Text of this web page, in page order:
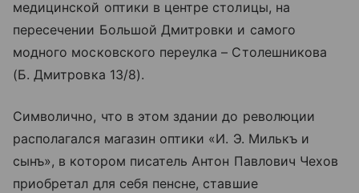
медицинской оптики в центре столицы, на
пересечении Большой Дмитровки и самого
модного московского переулка – Столешникова
(Б. Дмитровка 13/8).
Символично, что в этом здании до революции
располагался магазин оптики «И. Э. Милькъ и
сынъ», в котором писатель Антон Павлович Чехов
приобретал для себя пенсне, ставшие